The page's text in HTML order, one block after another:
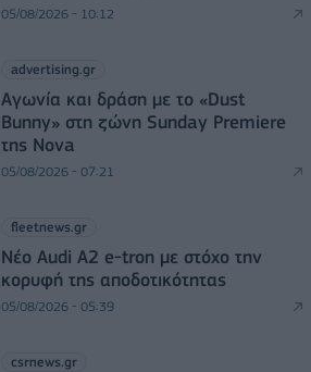
05/08/2026 - 10:12
advertising.gr
Αγωνία και δράση με το «Dust
Bunny» στη ζώνη Sunday Premiere
της Nova
05/08/2026 - 07:21
fleetnews.gr
Νέο Audi A2 e-tron με στόχο την
κορυφή της αποδοτικότητας
05/08/2026 - 05:39
csrnews.gr